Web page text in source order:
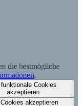
die bestmögliche
.
funktionale Cookies
akzeptieren
akzeptieren